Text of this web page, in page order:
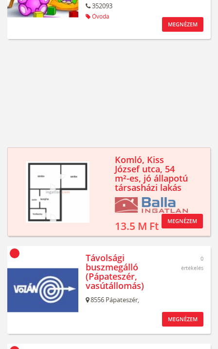
352093
Óvoda
MEGNÉZEM
Komló, Kiss
József utca, 54
m²-es, jó állapotú
társasházi lakás
13.5 M Ft MEGNÉZEM
Távolsági
buszmegálló
(Pápateszér,
vasútállomás)
8556 Pápateszér,
0
értékelés
MEGNÉZEM